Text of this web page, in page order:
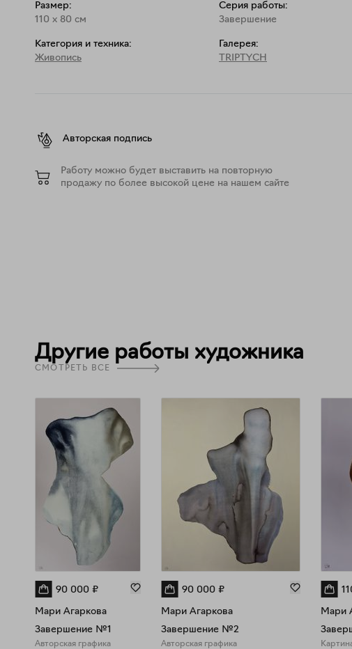
исчерпан — форма обрела свою предельную плотность, и
начался новый пласт времени.
Размер:
110 x 80 см
Категория и техника:
Живопись
Серия работы:
Завершение
Галерея:
TRIPTYCH
Авторская подпись
Работу можно будет выставить на повторную
продажу по более высокой цене на нашем сайте
Другие работы художника
СМОТРЕТЬ ВСЕ
90 000 ₽
Мари Агаркова
Завершение №1
Авторская графика
90 000 ₽
Мари Агаркова
Завершение №2
Авторская графика
Мари